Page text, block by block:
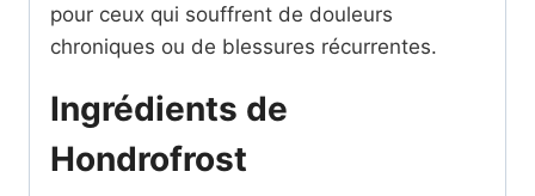
pour ceux qui souffrent de douleurs
chroniques ou de blessures récurrentes.
Ingrédients de
Hondrofrost